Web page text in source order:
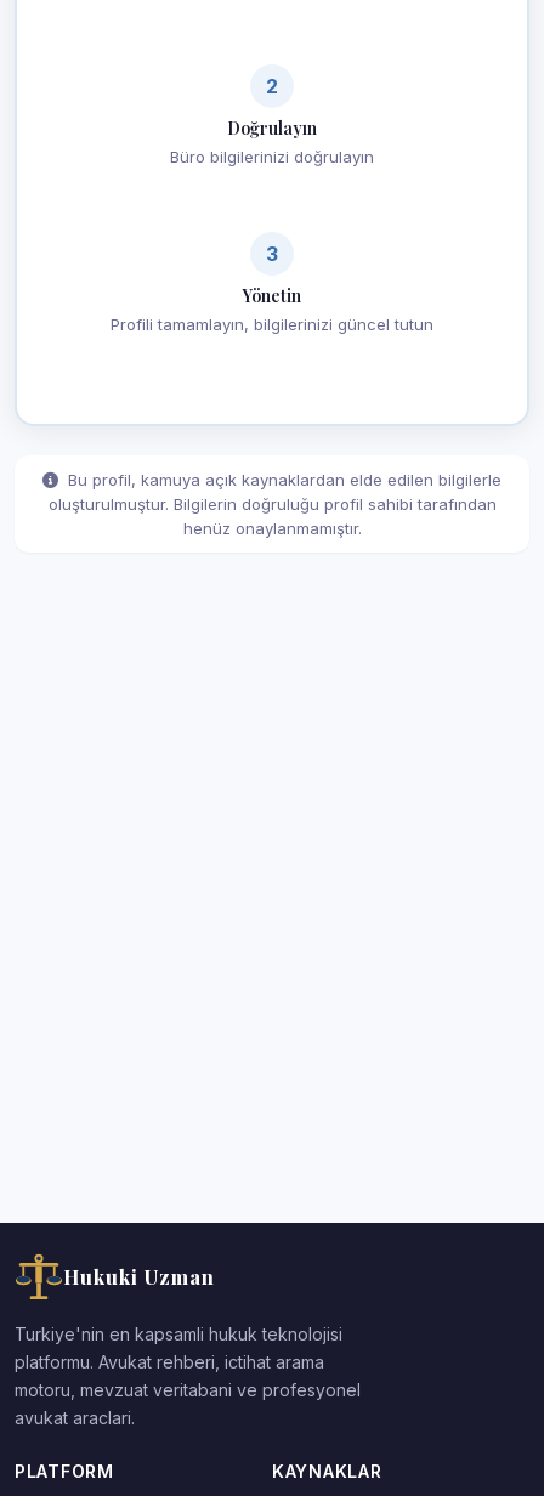
2
Doğrulayın
Büro bilgilerinizi doğrulayın
3
Yönetin
Profili tamamlayın, bilgilerinizi güncel tutun
Bu profil, kamuya açık kaynaklardan elde edilen bilgilerle
oluşturulmuştur. Bilgilerin doğruluğu profil sahibi tarafından
henüz onaylanmamıştır.
Hukuki Uzman
Turkiye'nin en kapsamli hukuk teknolojisi
platformu. Avukat rehberi, ictihat arama
motoru, mevzuat veritabani ve profesyonel
avukat araclari.
PLATFORM KAYNAKLAR